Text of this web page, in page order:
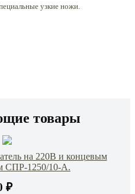
узкие ножи.
товары
на 220В и концевым
СПР-1250/10-А.
₽